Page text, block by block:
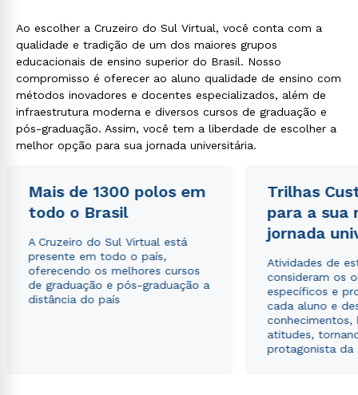
Ao escolher a Cruzeiro do Sul Virtual, você conta com a
qualidade e tradição de um dos maiores grupos
educacionais de ensino superior do Brasil. Nosso
compromisso é oferecer ao aluno qualidade de ensino com
métodos inovadores e docentes especializados, além de
infraestrutura moderna e diversos cursos de graduação e
pós-graduação. Assim, você tem a liberdade de escolher a
melhor opção para sua jornada universitária.
Mais de 1300 polos em
todo o Brasil
A Cruzeiro do Sul Virtual está
presente em todo o país,
oferecendo os melhores cursos
de graduação e pós-graduação a
distância do país
Trilhas
para a sua
jornada
Atividades de
consideram os
específicos e
cada aluno e
conhecimentos,
atitudes,
protagonista da